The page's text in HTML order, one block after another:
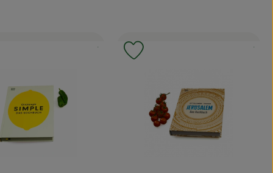
, Kontrollstelle:
. ,.